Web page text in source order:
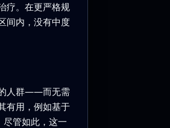
疗。在更严格规
间内，没有中度
的人群——而无需
有用，例如基于
尽管如此，这一